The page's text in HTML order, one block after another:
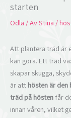
starten
Odla / AvStina /
Att plantera träd är
kan göra. Ett träd
skapar skugga,
är att hösten är
träd på hösten får
innan våren, vilket